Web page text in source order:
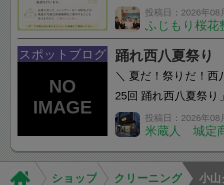
いなくても施術は受
A: はい、受けられま
態を丁寧に確認した
います。必要に応じ
ン・CT・MRIなどの
投稿日：2026年08
ふじもり桜花
スポットブログ 踊れ西八夏祭り
＼ 夏だ！祭りだ！西
25回 踊れ西八夏祭
てくる！ 伝統の【阿
情熱の【よさこいソ
結！数多くの団体が
店街を舞台に最高の
投稿日：2026年08
米蔵人 城定
ショップ クリーニング 小